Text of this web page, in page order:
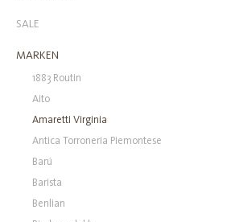
SALE
MARKEN
1883 Routin
Aito
Amaretti Virginia
Antica Torroneria Piemontese
Barú
Barista
Benlian